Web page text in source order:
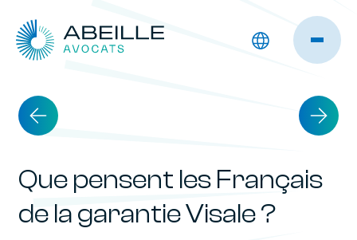
Que pensent les Français
de la garantie Visale ?